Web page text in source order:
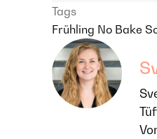
Tags
Frühling No Bake